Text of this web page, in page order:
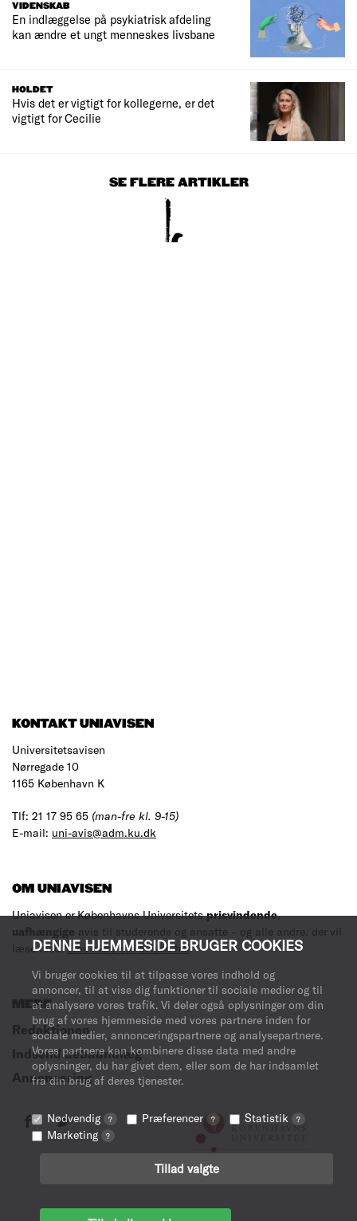
DENNE HJEMMESIDE BRUGER COOKIES
Vi bruger cookies til at tilpasse vores indhold og
annoncer, til at vise dig funktioner til sociale medier og til
at analysere vores trafik. Vi deler også oplysninger om din
brug af vores hjemmeside med vores partnere inden for
sociale medier, annonceringspartnere og analysepartnere.
Vores partnere kan kombinere disse data med andre
oplysninger, du har givet dem, eller som de har indsamlet
fra din brug af deres tjenester.
Nødvendig ? Præferencer ? Statistik ?
Marketing ?
Tillad valgte
VIDENSKAB
En indlæggelse på psykiatrisk afdeling
kan ændre et ungt menneskes livsbane
HOLDET
Hvis det er vigtigt for kollegerne, er det
vigtigt for Cecilie
SE FLERE ARTIKLER
KONTAKT UNIAVISEN
Universitetsavisen
Nørregade 10
1165 København K
Tlf: 21 17 95 65 (man-fre kl. 9-15)
E-mail: uni-avis@adm.ku.dk
OM UNIAVISEN
Uniavisen er Københavns Universitetsprisvindende,
uafhængige avis til studerende og ansatte – og alle andre, der vil
læse med.Læs mere om avisen her.
MERE
Redaktionen
Indsend debatindlæg
Annoncering